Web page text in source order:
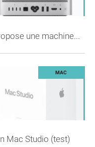
une machine...
Mac Studio (test)